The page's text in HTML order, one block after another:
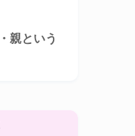
親という